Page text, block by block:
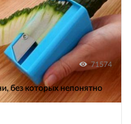
71574
без которых непонятно